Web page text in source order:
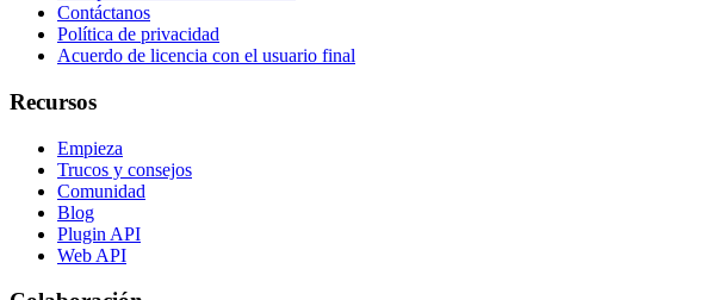
Contáctanos
Política de privacidad
Acuerdo de licencia con el usuario final
Recursos
Empieza
Trucos y consejos
Comunidad
Blog
Plugin API
Web API